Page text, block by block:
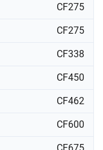
CF275
CF275
CF338
CF450
CF462
CF600